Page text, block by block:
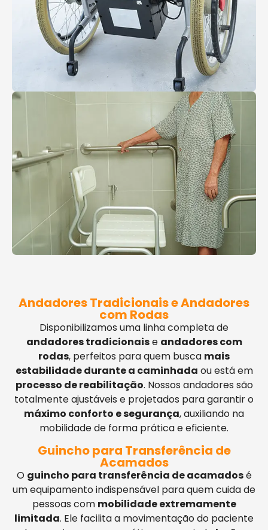
Andadores Tradicionais e Andadores
com Rodas
Disponibilizamos uma linha completa de
andadores tradicionaise andadores com
rodas, perfeitos para quem busca mais
estabilidade durante a caminhada ou está em
processo de reabilitação. Nossos andadores são
totalmente ajustáveis e projetados para garantir o
máximo conforto e segurança, auxiliando na
mobilidade de forma prática e eficiente.
Guincho para Transferência de
Acamados
O guincho para transferência de acamadosé
um equipamento indispensável para quem cuida de
pessoas com mobilidade extremamente
limitada. Ele facilita a movimentação do paciente